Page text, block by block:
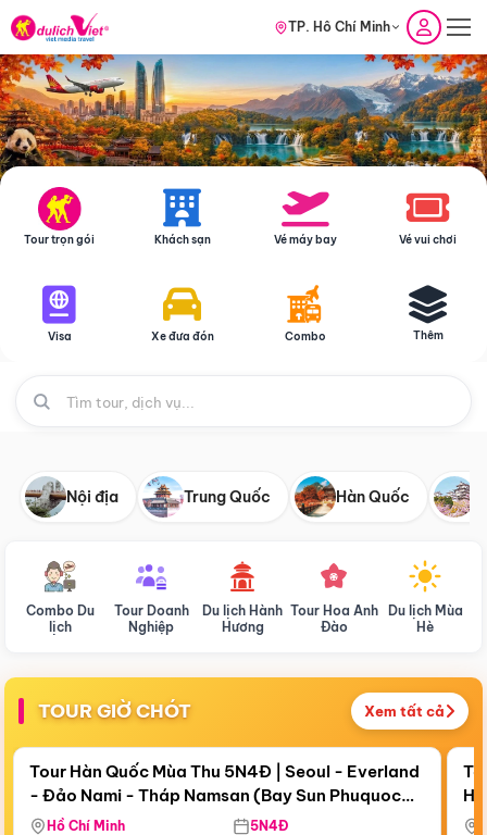
TP. Hồ Chí Minh
Tour trọn gói Khách sạn Vé máy bay Vé vui chơi
Visa Xe đưa đón Combo Thêm
Nội địa Trung Quốc Hàn Quốc
Combo Du
lịch
Tour Doanh
Nghiệp
Du lịch Hành
Hương
Tour Hoa Anh
Đào
Du lịch Mùa
Hè
TOUR GIỜ CHÓT Xem tất cả
Còn19 ngày 04:45:51
Điểm nổi bật
Tour Hàn Quốc Mùa Thu 5N4Đ | Seoul - Everland
- Đảo Nami - Tháp Namsan (Bay Sun Phuquoc
Airways)
Hồ Chí Minh 5N4Đ